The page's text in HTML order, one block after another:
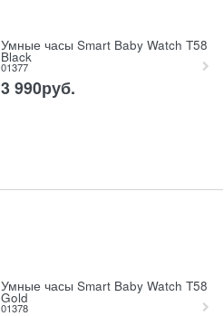
Умные часы Smart Baby Watch T58
Black
01377
3 990руб.
Умные часы Smart Baby Watch T58
Gold
01378